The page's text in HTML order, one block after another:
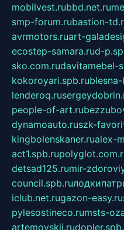
mobilvest.rubbd.net.ru
smp-forum.rubastion-
avrmotors.ruart-
ecostep-samara.rud-
sko.com.rudavitamebel-
kokoroyari.spb.ru
lenderoq.ru
people-of-art.ru
dynamoauto.ruszk-
kingbolenskaner.rualex-
act1.spb.ru
detsad125.rumir-
council.spb.ru
iclub.net.rugazon-easy.ru
pylesostineco.rumsts-
artemovskij.ru